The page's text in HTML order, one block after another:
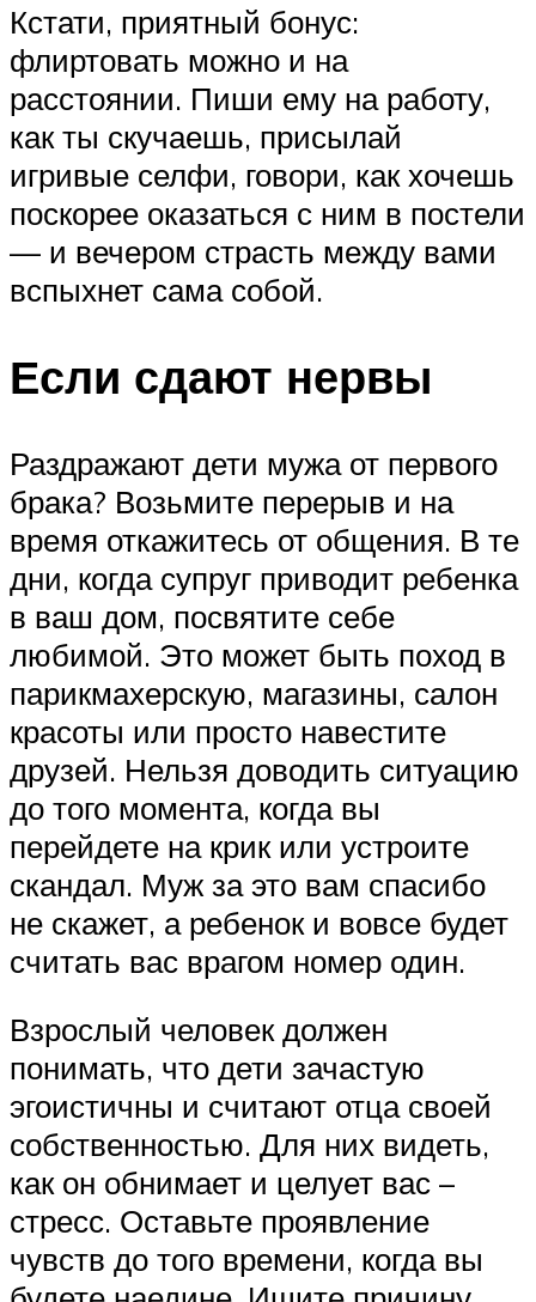
Кстати, приятный бонус:
флиртовать можно и на
расстоянии. Пиши ему на работу,
как ты скучаешь, присылай
игривые селфи, говори, как хочешь
поскорее оказаться с ним в постели
— и вечером страсть между вами
вспыхнет сама собой.
Если сдают нервы
Раздражают дети мужа от первого
брака? Возьмите перерыв и на
время откажитесь от общения. В те
дни, когда супруг приводит ребенка
в ваш дом, посвятите себе
любимой. Это может быть поход в
парикмахерскую, магазины, салон
красоты или просто навестите
друзей. Нельзя доводить ситуацию
до того момента, когда вы
перейдете на крик или устроите
скандал. Муж за это вам спасибо
не скажет, а ребенок и вовсе будет
считать вас врагом номер один.
Взрослый человек должен
понимать, что дети зачастую
эгоистичны и считают отца своей
собственностью. Для них видеть,
как он обнимает и целует вас –
стресс. Оставьте проявление
чувств до того времени, когда вы